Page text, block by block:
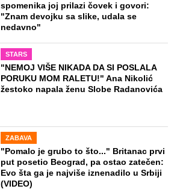
spomenika joj prilazi čovek i govori:
"Znam devojku sa slike, udala se
nedavno"
STARS
"NEMOJ VIŠE NIKADA DA SI POSLALA
PORUKU MOM RALETU!" Ana Nikolić
žestoko napala ženu Slobe Radanovića
ZABAVA
"Pomalo je grubo to što..." Britanac prvi
put posetio Beograd, pa ostao zatečen:
Evo šta ga je najviše iznenadilo u Srbiji
(VIDEO)